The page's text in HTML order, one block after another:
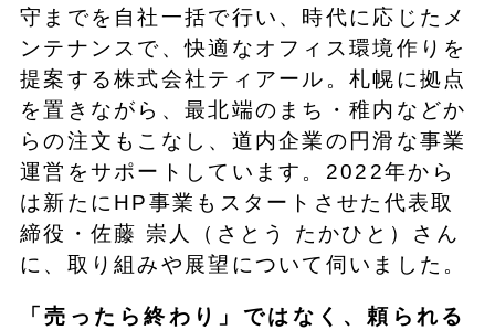
守までを自社一括で行い、時代に応じたメ
ンテナンスで、快適なオフィス環境作りを
提案する株式会社ティアール。札幌に拠点
を置きながら、最北端のまち・稚内などか
らの注文もこなし、道内企業の円滑な事業
運営をサポートしています。2022年から
は新たにHP事業もスタートさせた代表取
締役・佐藤 崇人（さとう たかひと）さん
に、取り組みや展望について伺いました。
「売ったら終わり」ではなく、頼られる